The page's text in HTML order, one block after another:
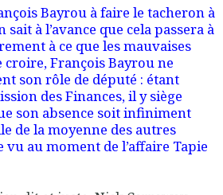
Bayrou à faire le tacheron à
sait à l’avance que cela passera à
à ce que les mauvaises
François Bayrou ne
son rôle de député : étant
des Finances, il y siège
son absence soit infiniment
de la moyenne des autres
vu au moment de l’affaire Tapie